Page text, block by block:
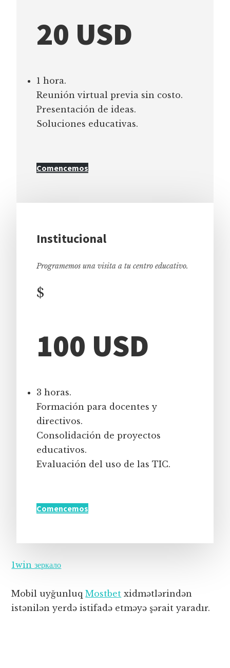
20 USD
1 hora.
Reunión virtual previa sin costo.
Presentación de ideas.
Soluciones educativas.
Comencemos
Institucional
Programemos una visita a tu centro educativo.
$
100 USD
3 horas.
Formación para docentes y
directivos.
Consolidación de proyectos
educativos.
Evaluación del uso de las TIC.
Comencemos
1win зеркало
Mobil uyğunluqMostbet xidmətlərindən
istənilən yerdə istifadə etməyə şərait yaradır.